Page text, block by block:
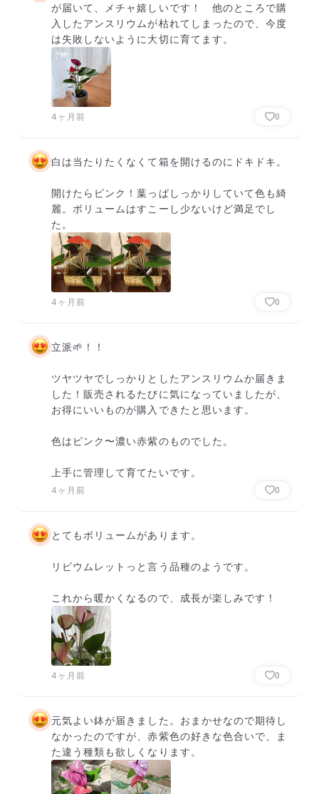
が届いて、メチャ嬉しいです！　他のところで購
入したアンスリウムが枯れてしまったので、今度
は失敗しないように大切に育てます。
4ヶ月前 0
白は当たりたくなくて箱を開けるのにドキドキ。
開けたらピンク！葉っぱしっかりしていて色も綺
麗。ボリュームはすこーし少ないけど満足でし
た。
4ヶ月前 0
立派🌱！！
ツヤツヤでしっかりとしたアンスリウムか届きま
した！販売されるたびに気になっていましたが、
お得にいいものが購入できたと思います。
色はピンク〜濃い赤紫のものでした。
上手に管理して育てたいです。
4ヶ月前 0
とてもボリュームがあります。
リビウムレットっと言う品種のようです。
これから暖かくなるので、成長が楽しみです！
4ヶ月前 0
元気よい鉢が届きました。おまかせなので期待し
なかったのですが、赤紫色の好きな色合いで、ま
た違う種類も欲しくなります。